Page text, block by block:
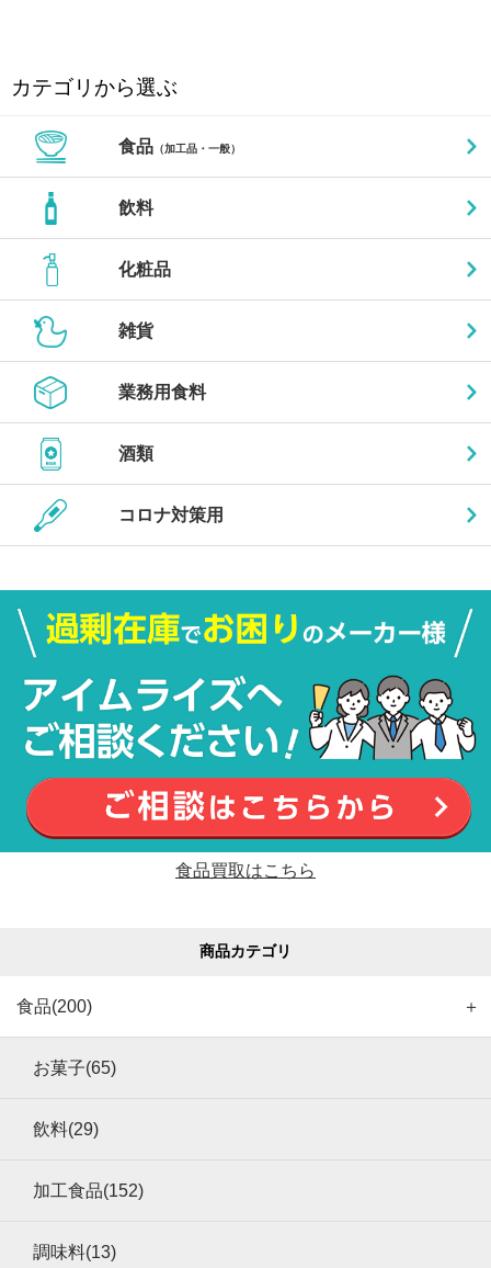
カテゴリから選ぶ
食品（加工品・一般）
飲料
化粧品
雑貨
業務用食料
酒類
コロナ対策用
食品買取はこちら
商品カテゴリ
食品(200) ＋
お菓子(65)
飲料(29)
加工食品(152)
調味料(13)